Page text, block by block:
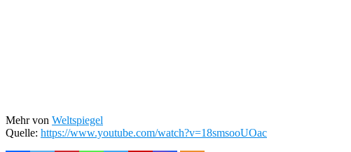
Mehr von Weltspiegel
Quelle: https://www.youtube.com/watch?v=18smsooUOac